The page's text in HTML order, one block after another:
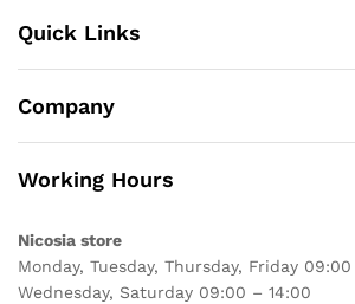
Quick Links
Company
Working Hours
Nicosia store
Monday, Tuesday, Thursday, Friday 09:00
Wednesday, Saturday 09:00 – 14:00